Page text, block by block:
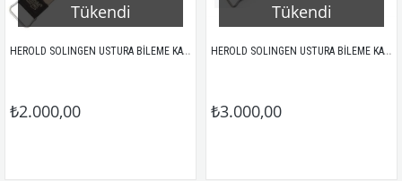
Tükendi
HEROLD SOLINGEN USTURA BİLEME KAYIŞI 185RI
₺2.000,00
Tükendi
HEROLD SOLINGEN USTURA BİLEME KAYIŞI XL 180RI
₺3.000,00